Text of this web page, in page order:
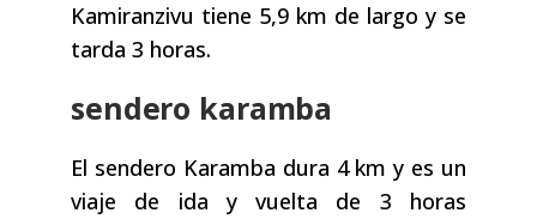
Kamiranzivu tiene 5,9 km de largo y se
tarda 3 horas.
sendero karamba
El sendero Karamba dura 4 km y es un
viaje de ida y vuelta de 3 horas